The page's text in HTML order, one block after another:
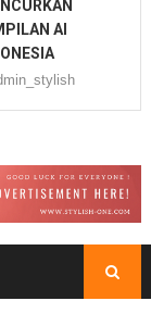
AI
AI untuk